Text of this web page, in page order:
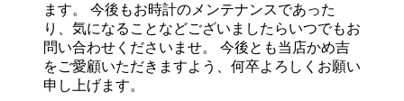
ます。 今後もお時計のメンテナンスであった
り、気になることなどございましたらいつでもお
問い合わせくださいませ。 今後とも当店かめ吉
をご愛顧いただきますよう、何卒よろしくお願い
申し上げます。